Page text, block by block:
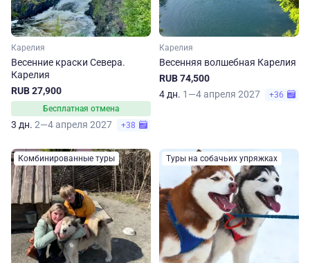
Карелия
Весенние краски Севера.
Карелия
RUB 27,900
Бесплатная отмена
3 дн. 2—4 апреля 2027 +38
Карелия
Весенняя волшебная Карелия
RUB 74,500
4 дн. 1—4 апреля 2027 +36
Комбинированные туры Туры на собачьих упряжках